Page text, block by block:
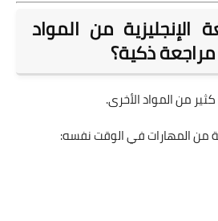
الإنجليزية من المواد
مراجعة ذكية؟
من المواد الأخرى.
المهارات في الوقت نفسه: